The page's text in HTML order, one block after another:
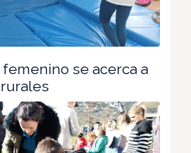
se acerca a